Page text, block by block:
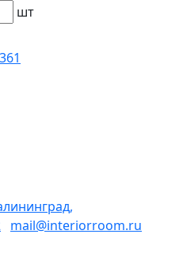
шт
mail@interiorroom.ru